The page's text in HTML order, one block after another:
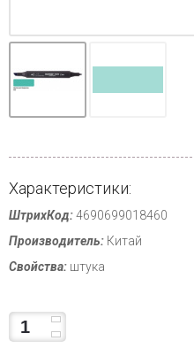
Характеристики:
ШтрихКод:4690699018460
Производитель: Китай
Свойства: штука